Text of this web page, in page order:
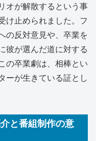
オが解散するという事
け止められました。フ
の反対意見や、卒業を
彼が選んだ道に対する
の卒業劇は、相棒とい
ーが生きている証とし
と番組制作の意